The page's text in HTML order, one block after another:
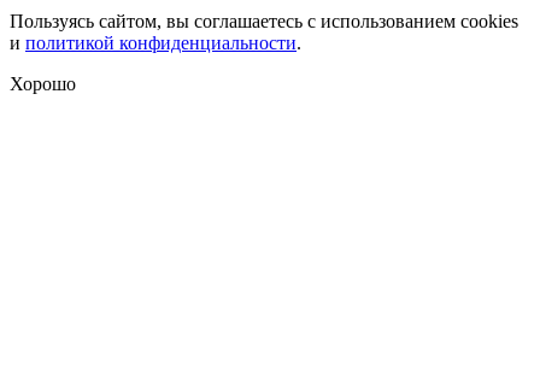
Пользуясь сайтом, вы соглашаетесь с использованием cookies
и политикой конфиденциальности.
Хорошо